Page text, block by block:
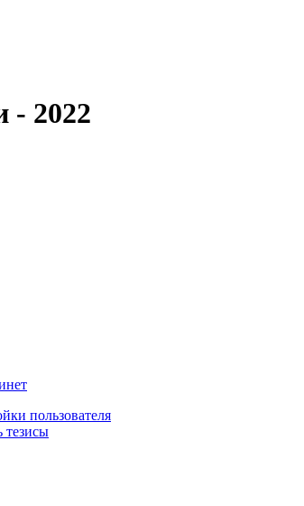
- 2022
пользователя
тезисы